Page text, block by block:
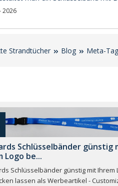
2026
Strandtücher Blog Meta-
Schlüsselbänder günstig
Logo be...
Schlüsselbänder günstig mit Ihrem
lassen als Werbeartikel -